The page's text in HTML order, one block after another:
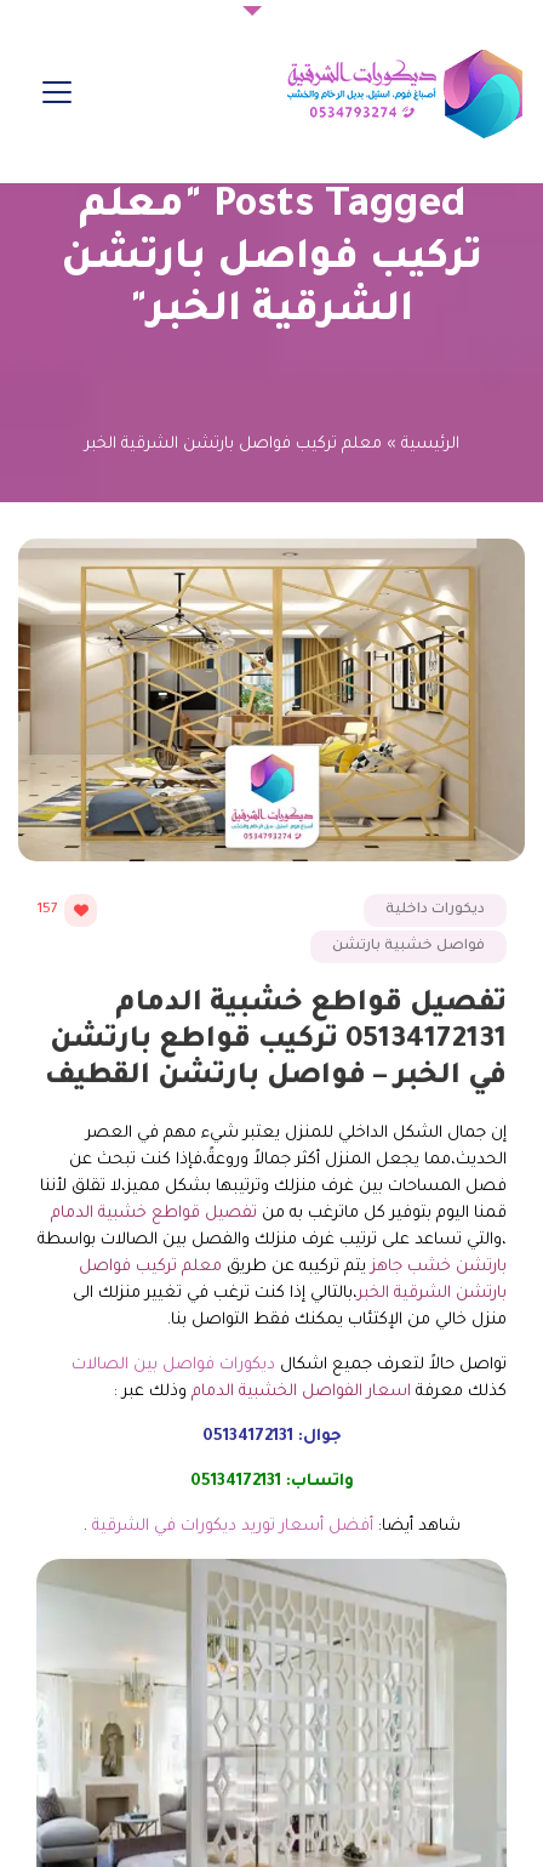
Posts Tagged "معلم
تركيب فواصل بارتشن
الشرقية الخبر"
الرئيسية » معلم تركيب فواصل بارتشن الشرقية الخبر
ديكورات داخلية
فواصل خشبية بارتشن
157
تفصيل قواطع خشبية الدمام
05134172131 تركيب قواطع بارتشن
في الخبر – فواصل بارتشن القطيف
إن جمال الشكل الداخلي للمنزل يعتبر شيء مهم في العصر
الحديث،مما يجعل المنزل أكثر جمالاً وروعةً،فإذا كنت تبحث عن
فصل المساحات بين غرف منزلك وترتيبها بشكل مميز،لا تقلق لأننا
قمنا اليوم بتوفير كل ماترغب به من تفصيل قواطع خشبية الدمام
،والتي تساعد على ترتيب غرف منزلك والفصل بين الصالات بواسطة
بارتشن خشب جاهزيتم تركيبه عن طريق معلم تركيب فواصل
بارتشن الشرقية الخبر،بالتالي إذا كنت ترغب في تغيير منزلك الى
منزل خالي من الإكتئاب يمكنك فقط التواصل بنا.
تواصل حالاً لتعرف جميع اشكال ديكورات فواصل بين الصالات
كذلك معرفة اسعار الفواصل الخشبية الدمام وذلك عبر :
جوال: 05134172131
واتساب: 05134172131
شاهد أيضا: أفضل أسعار توريد ديكورات في الشرقية .